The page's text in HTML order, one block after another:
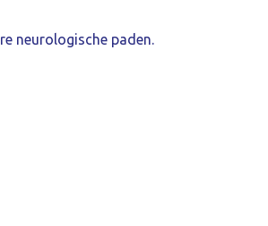
neurologische paden.